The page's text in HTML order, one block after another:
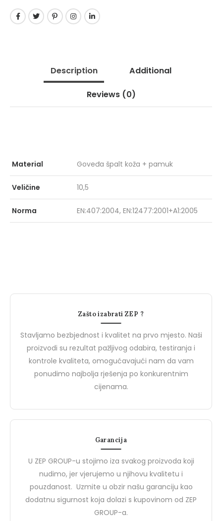
27 Marta, 2024
Novosti
PROJEKTNE MAPE
Upoznajte BIZZ: Vaš Partner
27 Marta, 2024
Upoznajte Brend
Description Additional
Reviews (0)
Material Goveđa špalt koža + pamuk
Veličine 10,5
Norma EN:407:2004, EN:12477:2001+A1:2005
Zašto izabrati ZEP ?
Stavljamo bezbjednost i kvalitet na prvo mjesto. Naši
proizvodi su rezultat pažljivog odabira, testiranja i
kontrole kvaliteta, omogućavajući nam da vam
ponudimo najbolja rješenja po konkurentnim
cijenama.
Garancija
U ZEP GROUP-u stojimo iza svakog proizvoda koji
nudimo, jer vjerujemo u njihovu kvalitetu i
pouzdanost. Uzmite u obzir našu garanciju kao
dodatnu sigurnost koja dolazi s kupovinom od ZEP
GROUP-a.